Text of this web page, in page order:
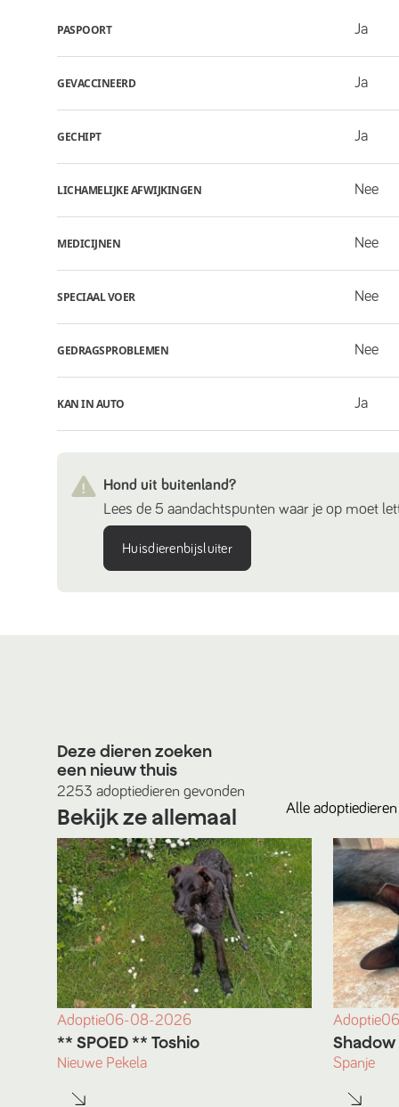
PASPOORT Ja
GEVACCINEERD Ja
GECHIPT Ja
LICHAMELIJKE AFWIJKINGEN Nee
MEDICIJNEN Nee
SPECIAAL VOER Nee
GEDRAGSPROBLEMEN Nee
KAN IN AUTO Ja
Hond uit buitenland?
Lees de 5 aandachtspunten waar je op moet
Huisdierenbijsluiter
Deze dieren zoeken
een nieuw thuis
2253 adoptiedieren gevonden
Bekijk ze allemaal Alle adoptiedieren
Adoptie06-08-2026
** SPOED ** Toshio
Nieuwe Pekela
Adoptie
Shadow
Spanje